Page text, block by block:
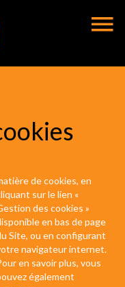
de cookies, en
sur le lien «
des cookies »
en bas de page
Site, ou en configurant
navigateur internet.
en savoir plus, vous
également